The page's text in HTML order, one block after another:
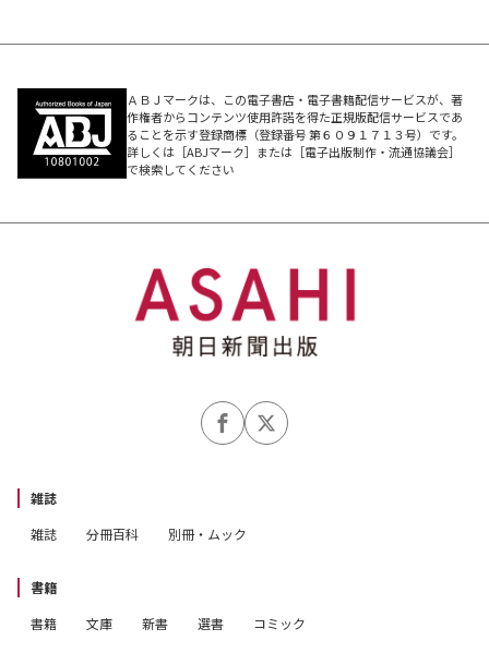
ＡＢＪマークは、この電子書店・電子書籍配信サービスが、著
作権者からコンテンツ使用許諾を得た正規版配信サービスであ
ることを示す登録商標（登録番号 第６０９１７１３号）です。
詳しくは［ABJマーク］または［電子出版制作・流通協議会］
で検索してください
雑誌
雑誌
分冊百科 別冊・ムック
書籍
書籍
文庫 新書 選書 コミック